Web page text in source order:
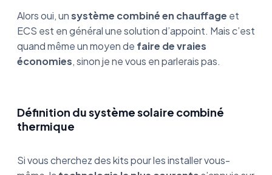
Alors oui, unsystème combiné en chauffage et
ECS est en général une solution d’appoint. Mais c’est
quand même un moyen de faire de vraies
économies, sinon je ne vous en parlerais pas.
Définition du système solaire combiné
thermique
Si vous cherchez des kits pour les installer vous-